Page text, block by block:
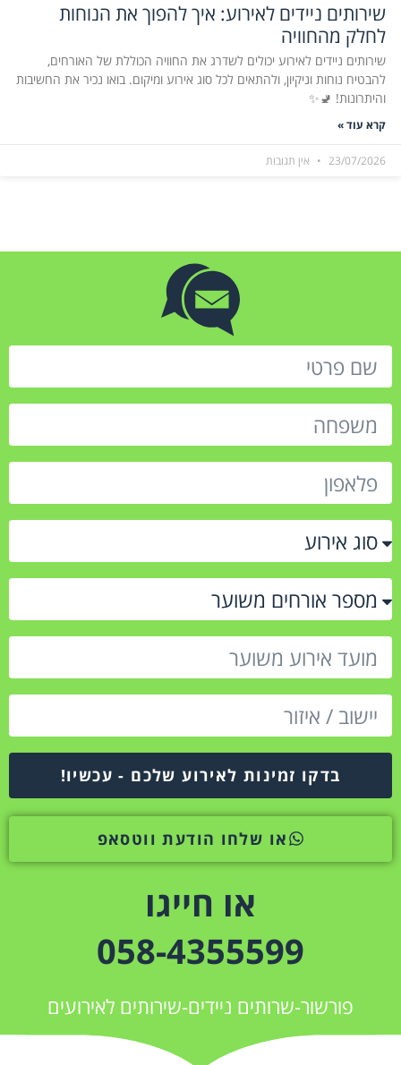
שירותים ניידים לאירוע: איך להפוך את הנוחות
לחלק מהחוויה
שירותים ניידים לאירוע יכולים לשדרג את החוויה הכוללת של האורחים,
להבטיח נוחות וניקיון, ולהתאים לכל סוג אירוע ומיקום. בואו נכיר את החשיבות
והיתרונות! 🚽✨
קרא עוד »
23/07/2026 אין תגובות
בדקו זמינות לאירוע שלכם - עכשיו!
או שלחו הודעת ווטסאפ
או חייגו
058-4355599
פורשור-שרותים ניידים-שירותים לאירועים